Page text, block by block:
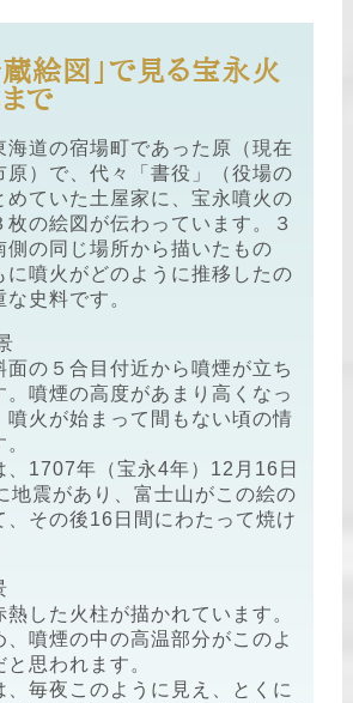
蔵絵図」で見る宝永火
で
道の宿場町であった原（現在
原）で、代々「書役」（役場の
めていた土屋家に、宝永噴火の
枚の絵図が伝わっています。３
側の同じ場所から描いたもの
に噴火がどのように推移したの
史料です。
の５合目付近から噴煙が立ち
。噴煙の高度があまり高くなっ
噴火が始まって間もない頃の情
1707年（宝永4年）12月16日
地震があり、富士山がこの絵の
、その後16日間にわたって焼け
した火柱が描かれています。
、噴煙の中の高温部分がこのよ
思われます。
毎夜このように見え、とくに